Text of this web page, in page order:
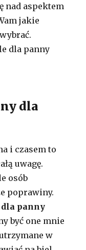
nad aspektem
jakie
dla panny
dla
i czasem to
uwagę.
osób
poprawiny.
panny
być one mnie
w